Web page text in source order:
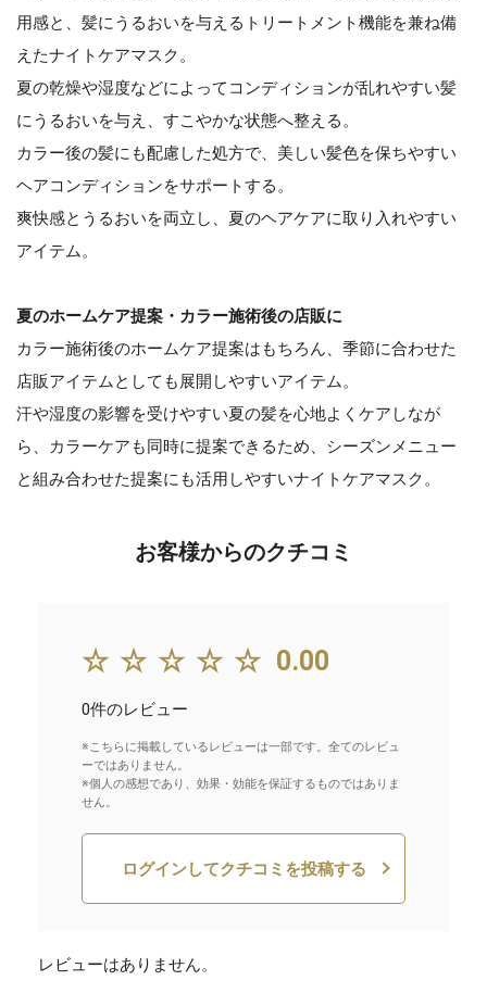
用感と、髪にうるおいを与えるトリートメント機能を兼ね備
えたナイトケアマスク。
夏の乾燥や湿度などによってコンディションが乱れやすい髪
にうるおいを与え、すこやかな状態へ整える。
カラー後の髪にも配慮した処方で、美しい髪色を保ちやすい
ヘアコンディションをサポートする。
爽快感とうるおいを両立し、夏のヘアケアに取り入れやすい
アイテム。
夏のホームケア提案・カラー施術後の店販に
カラー施術後のホームケア提案はもちろん、季節に合わせた
店販アイテムとしても展開しやすいアイテム。
汗や湿度の影響を受けやすい夏の髪を心地よくケアしなが
ら、カラーケアも同時に提案できるため、シーズンメニュー
と組み合わせた提案にも活用しやすいナイトケアマスク。
お客様からのクチコミ
☆☆☆☆☆ 0.00
0件のレビュー
※こちらに掲載しているレビューは一部です。全てのレビュ
ーではありません。
※個人の感想であり、効果・効能を保証するものではありま
せん。
ログインしてクチコミを投稿する
レビューはありません。